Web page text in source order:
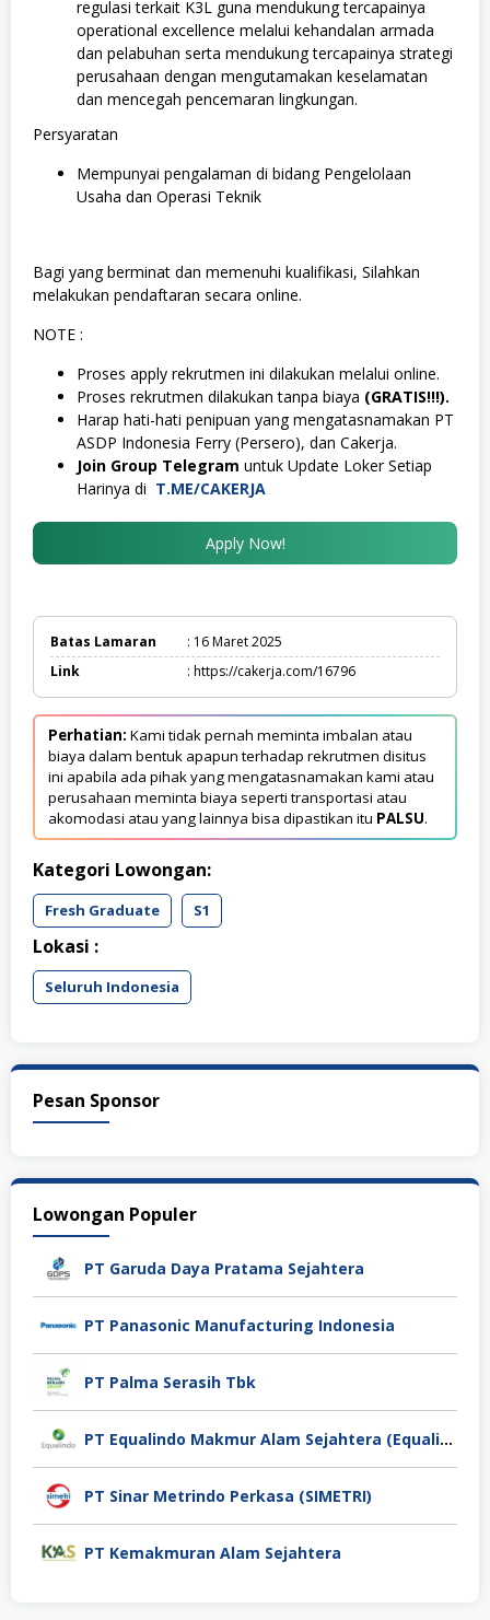
regulasi terkait K3L guna mendukung tercapainya
operational excellence melalui kehandalan armada
dan pelabuhan serta mendukung tercapainya strategi
perusahaan dengan mengutamakan keselamatan
dan mencegah pencemaran lingkungan.
Persyaratan
Mempunyai pengalaman di bidang Pengelolaan
Usaha dan Operasi Teknik
Bagi yang berminat dan memenuhi kualifikasi, Silahkan
melakukan pendaftaran secara online.
NOTE :
Proses apply rekrutmen ini dilakukan melalui online.
Proses rekrutmen dilakukan tanpa biaya (GRATIS!!!).
Harap hati-hati penipuan yang mengatasnamakan PT
ASDP Indonesia Ferry (Persero), dan Cakerja.
Join Group Telegram untuk Update Loker Setiap
Harinya di T.ME/CAKERJA
Apply Now!
Batas Lamaran
: 16 Maret 2025
Link
: https://cakerja.com/16796
Perhatian: Kami tidak pernah meminta imbalan atau
biaya dalam bentuk apapun terhadap rekrutmen disitus
ini apabila ada pihak yang mengatasnamakan kami atau
perusahaan meminta biaya seperti transportasi atau
akomodasi atau yang lainnya bisa dipastikan itu PALSU.
Kategori Lowongan:
Fresh Graduate S1
Lokasi :
Seluruh Indonesia
Pesan Sponsor
Lowongan Populer
PT Garuda Daya Pratama Sejahtera
PT Panasonic Manufacturing Indonesia
PT Palma Serasih Tbk
PT Equalindo Makmur Alam Sejahtera (Equalindo Group)
PT Sinar Metrindo Perkasa (SIMETRI)
PT Kemakmuran Alam Sejahtera